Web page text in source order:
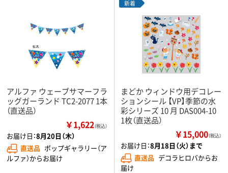
アルファ ウェーブサマーフラ
ッグガーランド TC2-2077 1本
（直送品）
￥1,622（税込）
お届け日：8月20日（木）
直送品 ポップギャラリー（ア
ルファ）からお届け
新着
まどか ウィンドウ用デコレー
ションシール 【VP】季節の水
彩シリーズ 10 月 DAS004-10
1枚（直送品）
￥15,000（税込）
お届け日：8月18日（火）まで
直送品 デコラヒロバからお
届け